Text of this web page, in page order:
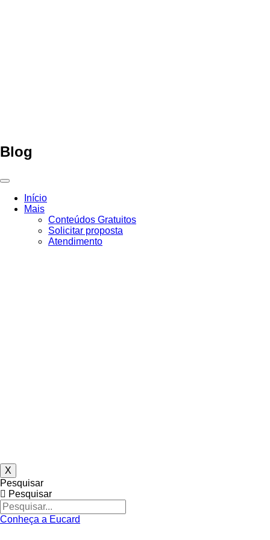
Blog
Início
Mais
Conteúdos Gratuitos
Solicitar proposta
Atendimento
X
Pesquisar
Pesquisar
Conheça a Eucard